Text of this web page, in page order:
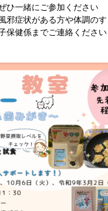
ひ一緒にご参加ください
邪症状がある方や体調の
保健係までご連絡ください